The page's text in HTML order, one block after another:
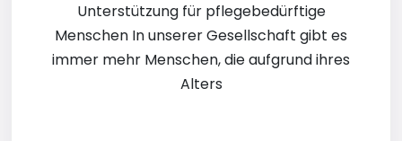
Unterstützung für pflegebedürftige
Menschen In unserer Gesellschaft gibt es
immer mehr Menschen, die aufgrund ihres
Alters